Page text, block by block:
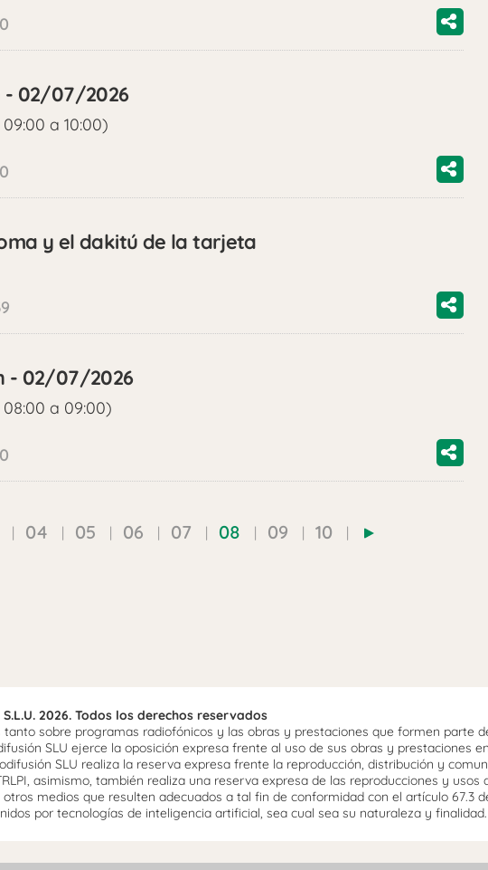
- 02/07/2026
a 10:00)
y el dakitú de la tarjeta
- 02/07/2026
a 09:00)
04 05 06 07 08 09 10
2026. Todos los derechos reservados
sobre programas radiofónicos y las obras y prestaciones que formen parte
SLU ejerce la oposición expresa frente al uso de sus obras y prestaciones
SLU realiza la reserva expresa frente la reproducción, distribución y
asimismo, también realiza una reserva expresa de las reproducciones y
medios que resulten adecuados a tal fin de conformidad con el artículo 67.3
por tecnologías de inteligencia artificial, sea cual sea su naturaleza y finalidad.